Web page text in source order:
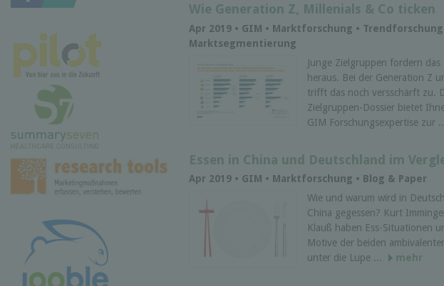
Wie Generation Z, Millenials & Co ticken
Apr 2019 • GIM • Marktforschung • Trendforschung
Marktsegmentierung
Junge Zielgruppen fordern das
heraus. Bei der Generation Z
trifft das noch versschärft zu.
Zielgruppen-Dossier bietet
GIM Forschungsexpertise zur
Essen in China und Deutschland im
Apr 2019 • GIM • Marktforschung • Blog & Paper
Wie und warum wird in
China gegessen? Kurt
Klauß haben Ess-Situationen
Motive der beiden
unter die Lupe ...
mehr